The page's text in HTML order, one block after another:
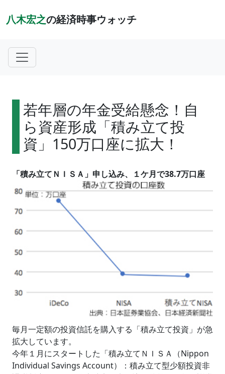
八木宏之の経済時事ウォッチ
若年層の年金受給懸念！自
ら資産形成「積み立て投
資」150万口座に拡大！
「積み立てＮＩＳＡ」申し込み、１ケ月で38.7万口座
毎月一定額の投資信託を購入する「積み立て投資」が急
拡大しています。
今年１月にスタートした「積み立てＮＩＳＡ（Nippon
Individual Savings Account）：積み立て型少額投資非